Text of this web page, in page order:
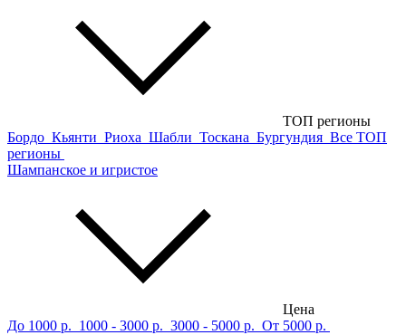
ТОП регионы
Бордо Кьянти Риоха Шабли Тоскана Бургундия Все ТОП
регионы
Шампанское и игристое
Цена
До 1000 р. 1000 - 3000 р. 3000 - 5000 р. От 5000 р.